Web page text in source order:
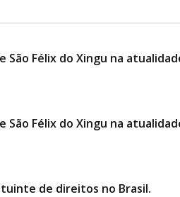
São Félix do Xingu na
São Félix do Xingu na
de direitos no Brasil.